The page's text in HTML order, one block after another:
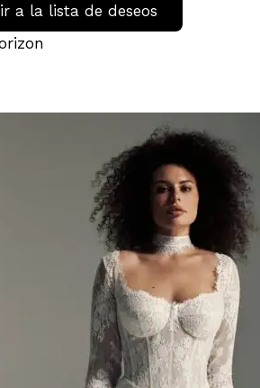
a la lista de deseos